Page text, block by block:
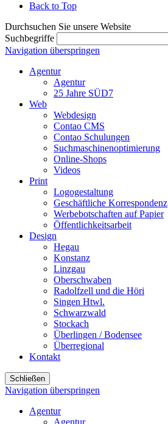
Back to Top
Durchsuchen Sie unsere Website
Suchbegriffe
Navigation überspringen
Agentur
Agentur
25 Jahre SÜD7
Web
Webdesign
Contao CMS
Contao Schulungen
Suchmaschinenoptimierung
Online-Shops
Videos
Print
Logogestaltung
Geschäftliche Korrespondenz
Werbebotschaften auf Papier
Öffentlichkeitsarbeit
Design
Hegau
Konstanz
Linzgau
Oberschwaben
Radolfzell und die Höri
Singen Htwl.
Schwarzwald
Stockach
Überlingen / Bodensee
Überregional
Kontakt
Schließen
Navigation überspringen
Agentur
Agentur